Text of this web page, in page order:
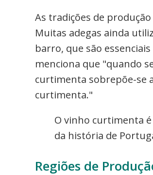
As tradições de
Muitas adegas ainda
barro, que são
menciona que "quando
curtimenta sobrepõe-se
curtimenta."
O vinho curtimenta
da história de
Regiões de